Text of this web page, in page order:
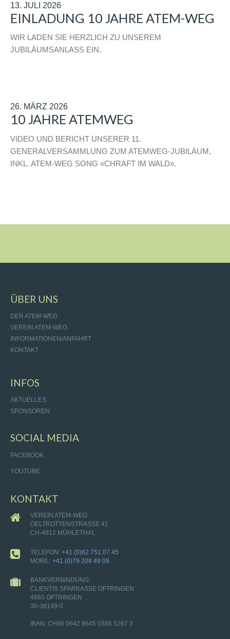
13. JULI 2026
EINLADUNG 10 JAHRE ATEM-WEG
WIR LADEN SIE HERZLICH ZU UNSEREM
JUBILÄUMSANLASS EIN.
26. MÄRZ 2026
10 JAHRE ATEMWEG
VIDEO UND BERICHT UNSERER 11.
GENERALVERSAMMLUNG ZUM ATEMWEG-JUBILÄUM,
INKL. ATEM-WEG SONG «CHRAFT IM WALD».
ÜBER UNS
DER ATEM-WEG
VEREIN ATEM-WEG
INFORMATIONEN/ANFAHRT
KONTAKT
INFOS
AKTUELLES
SPONSOREN
SOCIAL MEDIA
FACEBOOK
YOUTUBE
KONTAKT
VEREIN ATEM-WEG
OELTROTTENSTRASSE 41
CH-4812 MÜHLETHAL
TELEFON: +41 (0)62 751 07 45
MOBIL: +41 (0)79 208 49 09
BANKVERBINDUNG:
CLIENTIS SPARKASSE OFTRINGEN
4665 OFTRINGEN
30-38149-0
IBAN: CH86 0642 8645 0385 5267 3